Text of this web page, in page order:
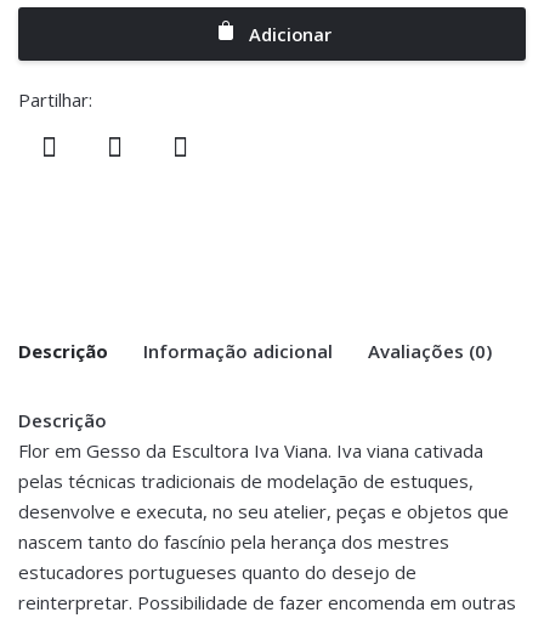
Adicionar
Partilhar:
Descrição Informação adicional Avaliações (0)
Descrição
Flor em Gesso da Escultora Iva Viana. Iva viana cativada
pelas técnicas tradicionais de modelação de estuques,
desenvolve e executa, no seu atelier, peças e objetos que
nascem tanto do fascínio pela herança dos mestres
estucadores portugueses quanto do desejo de
reinterpretar. Possibilidade de fazer encomenda em outras
Peso 1 kg
Dimensões 22 × 22 × 10 cm
There are no reviews yet.
Be the first to review “Flor Gesso Iva
Viana – Violeta #7035 (Cinza Claro)”
You must be <a href="https://www.homeart.pt/minha-
conta/">logged in</a> to post a review.